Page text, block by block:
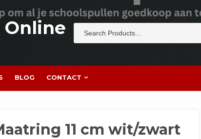
Online
BLOG CONTACT
11 cm wit/zwart